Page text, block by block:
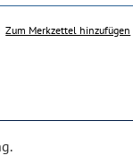
Zum Merkzettel hinzufügen